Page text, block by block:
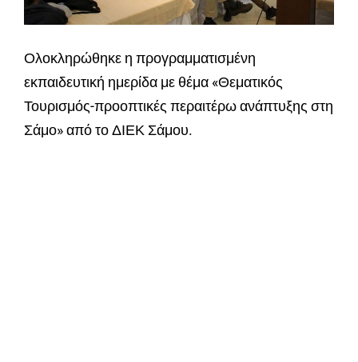
Ολοκληρώθηκε η προγραμματισμένη
εκπαιδευτική ημερίδα με θέμα «Θεματικός
Τουρισμός-προοπτικές περαιτέρω ανάπτυξης στη
Σάμο» από το ΔΙΕΚ Σάμου.